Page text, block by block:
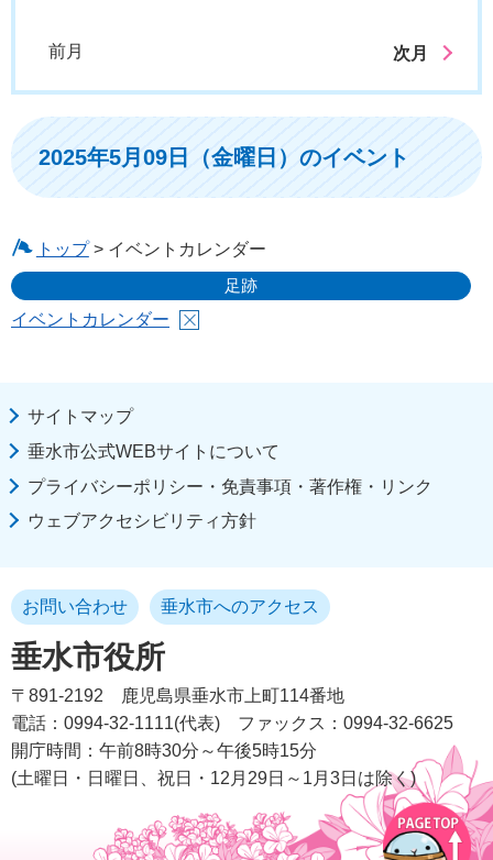
前月 次月
2025年5月09日（金曜日）のイベント
トップ> イベントカレンダー
足跡
イベントカレンダー
サイトマップ
垂水市公式WEBサイトについて
プライバシーポリシー・免責事項・著作権・リンク
ウェブアクセシビリティ方針
垂水市役所
お問い合わせ 垂水市へのアクセス
〒891-2192
鹿児島県垂水市上町114番地
電話：0994-32-1111(代表)
ファックス：0994-32-6625
開庁時間：午前8時30分～午後5時15分
(土曜日・日曜日、祝日・12月29日～1月3日は除く)